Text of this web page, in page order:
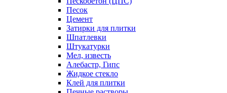
Песок
Цемент
Затирки для плитки
Шпатлевки
Штукатурки
Мел, известь
Алебастр, Гипс
Жидкое стекло
Клей для плитки